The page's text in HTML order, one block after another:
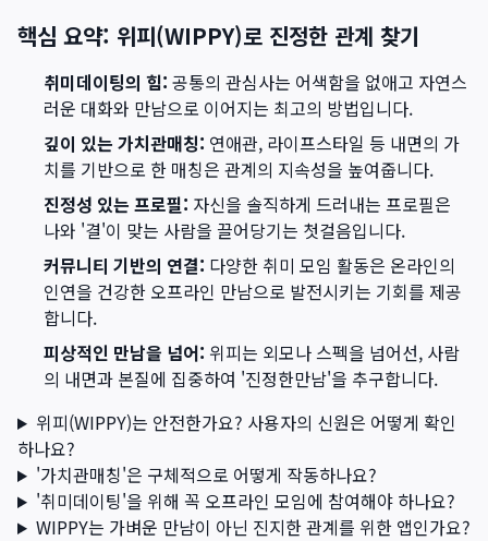
핵심 요약: 위피(WIPPY)로 진정한 관계 찾기
취미데이팅의 힘: 공통의 관심사는 어색함을 없애고 자연스
러운 대화와 만남으로 이어지는 최고의 방법입니다.
깊이 있는 가치관매칭: 연애관, 라이프스타일 등 내면의 가
치를 기반으로 한 매칭은 관계의 지속성을 높여줍니다.
진정성 있는 프로필: 자신을 솔직하게 드러내는 프로필은
나와 '결'이 맞는 사람을 끌어당기는 첫걸음입니다.
커뮤니티 기반의 연결: 다양한 취미 모임 활동은 온라인의
인연을 건강한 오프라인 만남으로 발전시키는 기회를 제공
합니다.
피상적인 만남을 넘어: 위피는 외모나 스펙을 넘어선, 사람
의 내면과 본질에 집중하여 '진정한만남'을 추구합니다.
위피(WIPPY)는 안전한가요? 사용자의 신원은 어떻게 확인
하나요?
'가치관매칭'은 구체적으로 어떻게 작동하나요?
'취미데이팅'을 위해 꼭 오프라인 모임에 참여해야 하나요?
WIPPY는 가벼운 만남이 아닌 진지한 관계를 위한 앱인가요?